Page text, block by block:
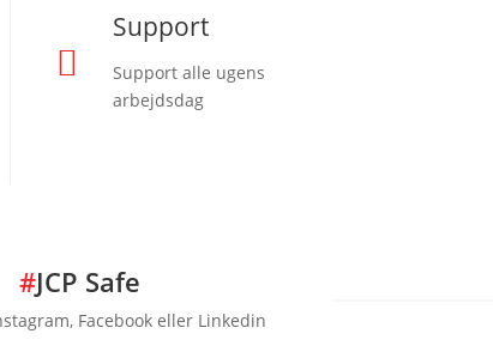

Support
Support alle ugens
arbejdsdag
#JCP Safe
Facebook eller Linkedin